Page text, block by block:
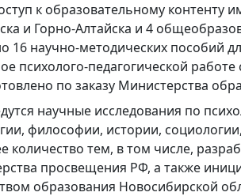
к образовательному контенту
и Горно-Алтайска и 4
16 научно-методических пособий
психолого-педагогической
по заказу Министерства
научные исследования по
философии, истории,
количество тем, в том числе,
просвещения РФ, а также
образования Новосибирской